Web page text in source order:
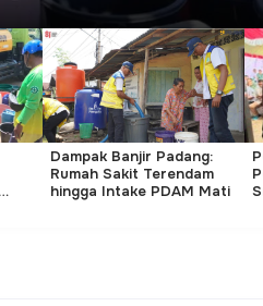
Dampak Banjir Padang:
Rumah Sakit Terendam
hingga Intake PDAM Mati